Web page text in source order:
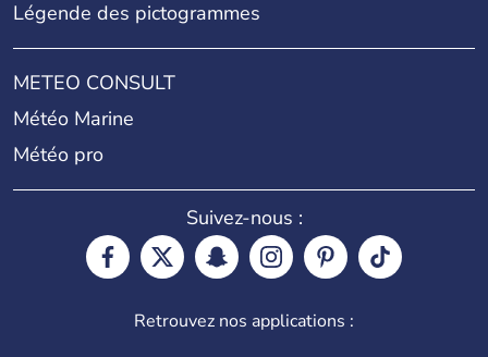
Légende des pictogrammes
METEO CONSULT
Météo Marine
Météo pro
Suivez-nous :
Retrouvez nos applications :